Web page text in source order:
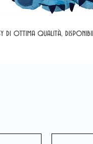
di ottima qualità,